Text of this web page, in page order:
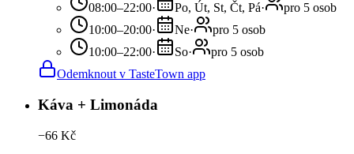
08:00–22:00· Po, Út, St, Čt, Pá·
pro 5 osob
10:00–20:00· Ne·
pro 5 osob
10:00–22:00· So·
pro 5 osob
Odemknout v TasteTown app
Káva + Limonáda
−66 Kč